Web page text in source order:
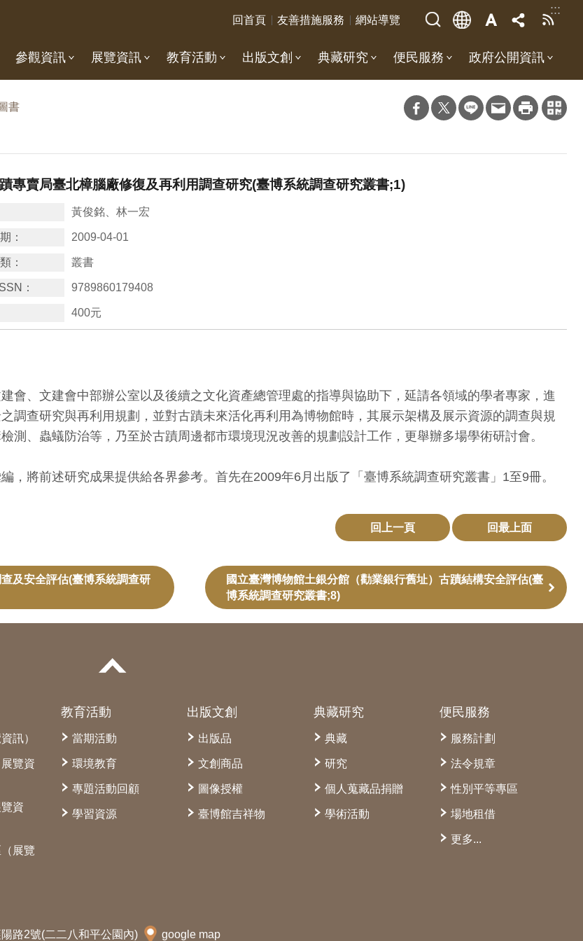
:::
回首頁 友善措施服務 網站導覽
參觀資訊 展覽資訊 教育活動 出版文創 典藏研究 便民服務 政府公開資訊
書
專賣局臺北樟腦廠修復及再利用調查研究(臺博系統調查研究叢書;1)
黃俊銘、林一宏
： 2009-04-01
： 叢書
： 9789860179408
400元
會、文建會中部辦公室以及後續之文化資產總管理處的指導與協助下，延請各領域的學者專家，進
調查研究與再利用規劃，並對古蹟未來活化再利用為博物館時，其展示架構及展示資源的調查與規
測、蟲蟻防治等，乃至於古蹟周邊都市環境現況改善的規劃設計工作，更舉辦多場學術研討會。
將前述研究成果提供給各界參考。首先在2009年6月出版了「臺博系統調查研究叢書」1至9冊。
回上一頁 回最上面
及安全評估(臺博系統調查研
國立臺灣博物館土銀分館（勸業銀行舊址）古蹟結構安全評估(臺
博系統調查研究叢書;8)
訊）
覽資
資
展覽
教育活動
當期活動
環境教育
專題活動回顧
學習資源
出版文創
出版品
文創商品
圖像授權
臺博館吉祥物
典藏研究
典藏
研究
個人蒐藏品捐贈
學術活動
便民服務
服務計劃
法令規章
性別平等專區
場地租借
更多...
路2號(二二八和平公園內) google map